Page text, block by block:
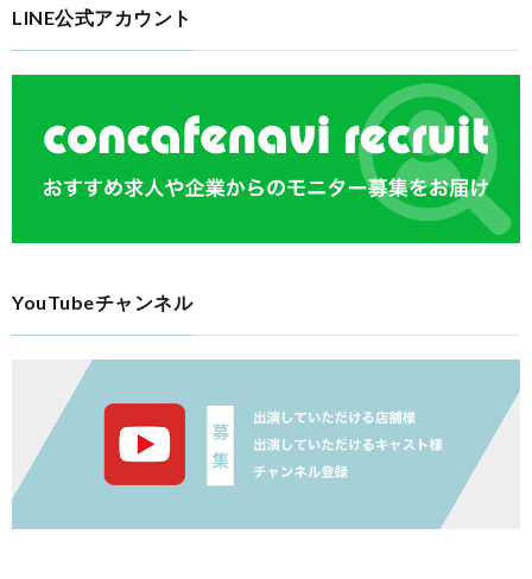
LINE公式アカウント
YouTubeチャンネル